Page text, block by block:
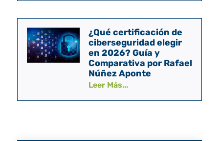
¿Qué certificación de
ciberseguridad elegir
en 2026? Guía y
Comparativa por Rafael
Núñez Aponte
Leer Más...